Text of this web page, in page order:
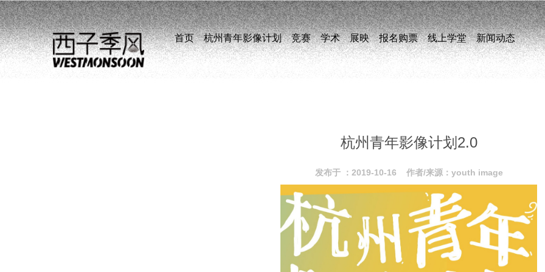
首页 杭州青年影像计划 竞赛 学术 展映 报名购票 线上学堂 新闻动态
杭州青年影像计划2.0
发布于 ：2019-10-16 作者/来源：youth image